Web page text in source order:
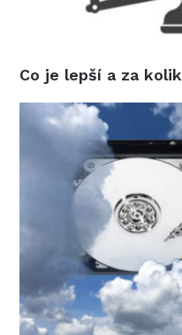
Co je lepší a za kolik